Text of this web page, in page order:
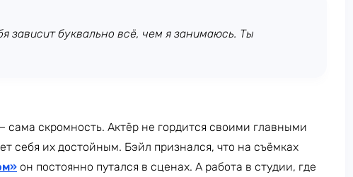
зависит буквально всё, чем я занимаюсь. Ты
сама скромность. Актёр не гордится своими главными
себя их достойным. Бэйл признался, что на съёмках
он постоянно путался в сценах. А работа в студии, где